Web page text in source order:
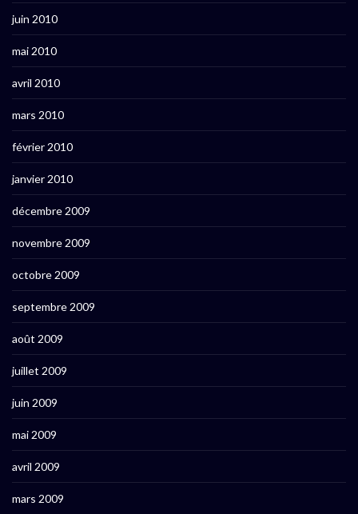
juin 2010
mai 2010
avril 2010
mars 2010
février 2010
janvier 2010
décembre 2009
novembre 2009
octobre 2009
septembre 2009
août 2009
juillet 2009
juin 2009
mai 2009
avril 2009
mars 2009